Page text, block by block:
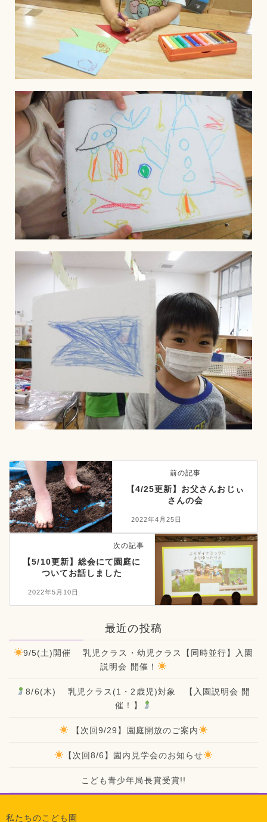
前の記事
【4/25更新】お父さんおじぃ
さんの会
2022年4月25日
次の記事
【5/10更新】総会にて園庭に
ついてお話しました
2022年5月10日
最近の投稿
9/5(土)開催 乳児クラス・幼児クラス【同時並行】入園
説明会 開催！
8/6(木) 乳児クラス(1・2歳児)対象 【入園説明会 開
催！】
【次回9/29】園庭開放のご案内
【次回8/6】園内見学会のお知らせ
こども青少年局長賞受賞!!
私たちのこども園